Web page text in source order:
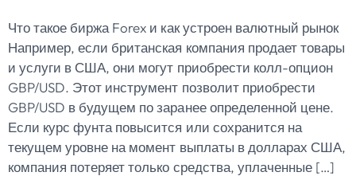
Что такое биржа Forex и как устроен валютный рынок
Например, если британская компания продает товары
и услуги в США, они могут приобрести колл-опцион
GBP/USD. Этот инструмент позволит приобрести
GBP/USD в будущем по заранее определенной цене.
Если курс фунта повысится или сохранится на
текущем уровне на момент выплаты в долларах США,
компания потеряет только средства, уплаченные […]